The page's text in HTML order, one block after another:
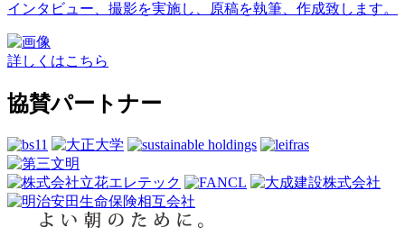
インタビュー、撮影を実施し、原稿を執筆、作成致します。
詳しくはこちら
協賛パートナー